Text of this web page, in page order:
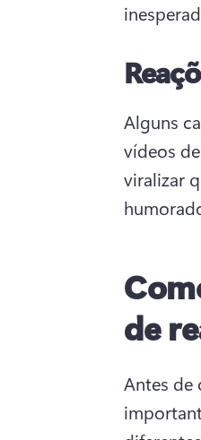
Alguns
vídeos
viralizar
de
Antes de